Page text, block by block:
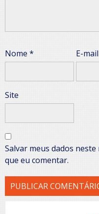
Nome * E-mail
Site
Salvar meus dados
que eu comentar.